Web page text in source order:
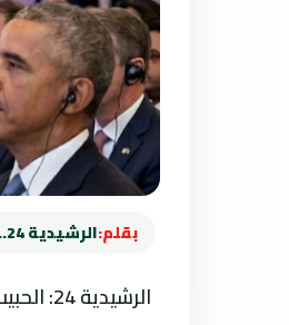
بقلم:الرشيدية 24..
الرشيدية 24: الحبيب بلوك